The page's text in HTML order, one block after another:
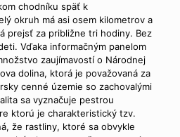
chodníku späť k
okruh má asi osem kilometrov a
prejsť za približne tri hodiny. Bez
Vďaka informačným panelom
zaujímavostí o Národnej
dolina, ktorá je považovaná za
cenné územie so zachovalými
sa vyznačuje pestrou
ktorú je charakteristický tzv.
že rastliny, ktoré sa obvykle